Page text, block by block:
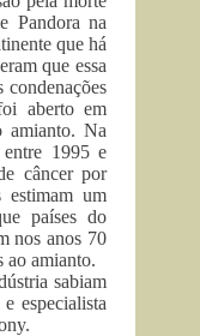
Pandora na
que há
que essa
condenações
aberto em
amianto. Na
1995 e
câncer por
estimam um
países do
nos anos 70
ao amianto.
sabiam
especialista